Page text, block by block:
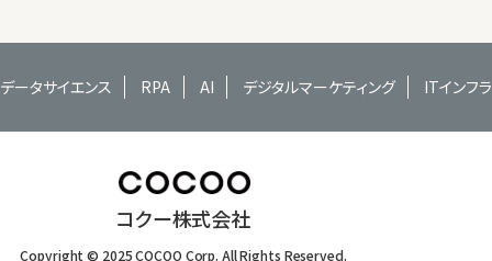
データサイエンス RPA AI デジタルマーケティング ITインフラ
コクー株式会社
Copyright © 2025 COCOO Corp. All Rights Reserved.